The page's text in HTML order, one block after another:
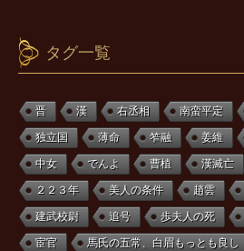
タグ一覧
晋 漢 右丞相 南蛮平定
独立国 薄命 笮融 姜維
中女 でんよ 曹植 漢滅亡
２２３年 美人の条件 趙雲
建武校尉 追号 歩夫人の死
宦官 馬氏の五常、白眉もっとも良し